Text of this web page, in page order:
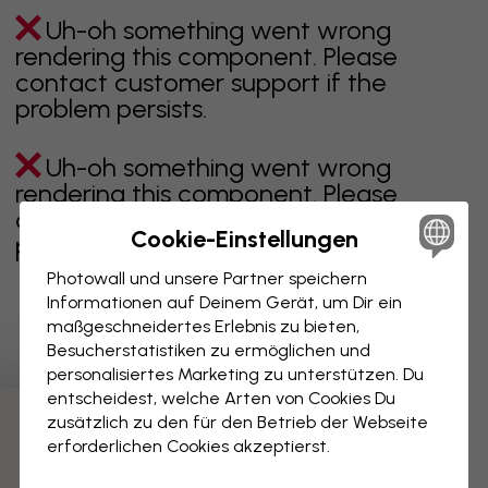
Uh-oh something went wrong
rendering this component. Please
contact customer support if the
problem persists.
Uh-oh something went wrong
rendering this component. Please
contact customer support if the
problem persists.
Zeigt Seite 1 von 4 Seiten
Weitere Kategorien entdecken
Cookie-Einstellungen
Photowall und unsere Partner speichern
Informationen auf Deinem Gerät, um Dir ein
maßgeschneidertes Erlebnis zu bieten,
Besucherstatistiken zu ermöglichen und
personalisiertes Marketing zu unterstützen. Du
entscheidest, welche Arten von Cookies Du
zusätzlich zu den für den Betrieb der Webseite
erforderlichen Cookies akzeptierst.